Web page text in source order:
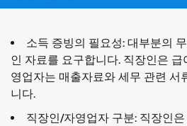
소득 증빙의 필요성: 대부분의
인 자료를 요구합니다. 직장인은
영업자는 매출자료와 세무 관련 서
니다.
직장인/자영업자 구분: 직장인